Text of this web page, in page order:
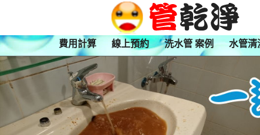
費用計算 線上預約 洗水管 案例 水管清